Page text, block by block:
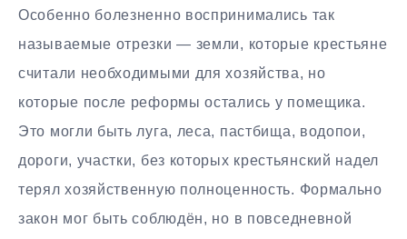
Особенно болезненно воспринимались так
называемые отрезки — земли, которые крестьяне
считали необходимыми для хозяйства, но
которые после реформы остались у помещика.
Это могли быть луга, леса, пастбища, водопои,
дороги, участки, без которых крестьянский надел
терял хозяйственную полноценность. Формально
закон мог быть соблюдён, но в повседневной